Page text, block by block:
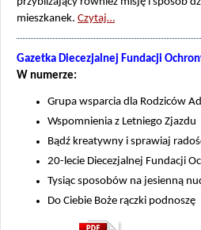
mieszkanek. Czytaj…
Gazetka Diecezjalnej Fundacji
W numerze:
Grupa wsparcia dla Rodziców
Wspomnienia z Letniego Zjazdu
Bądź kreatywny i sprawiaj
20-lecie Diecezjalnej Fundacji
Tysiąc sposobów na jesienną
Do Ciebie Boże rączki podnoszę